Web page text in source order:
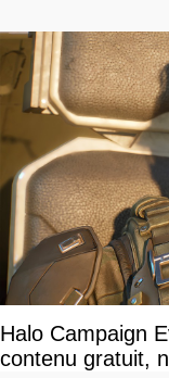
Halo Campaign
contenu gratuit,